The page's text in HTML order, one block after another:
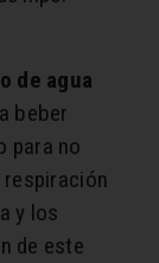
de agua
beber
para no
respiración
y los
de este